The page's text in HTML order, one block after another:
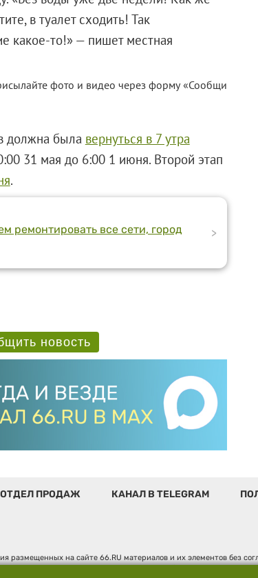
в туалет сходить! Так
какое-то!» — пишет местная
фото и видео через форму «Сообщи
должна была вернуться в 7 утра
31 мая до 6:00 1 июня. Второй этап
.
все сети, город
>
новость
ОТДЕЛ ПРОДАЖ КАНАЛ В TELEGRAM
размещенных на сайте 66.RU материалов и их элементов без
в сфере связи, информационных технологий и массовых